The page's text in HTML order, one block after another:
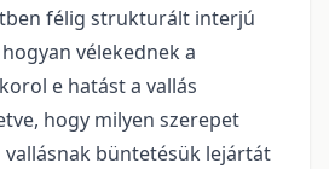
félig strukturált interjú
vélekednek a
e hatást a vallás
hogy milyen szerepet
büntetésük lejártát